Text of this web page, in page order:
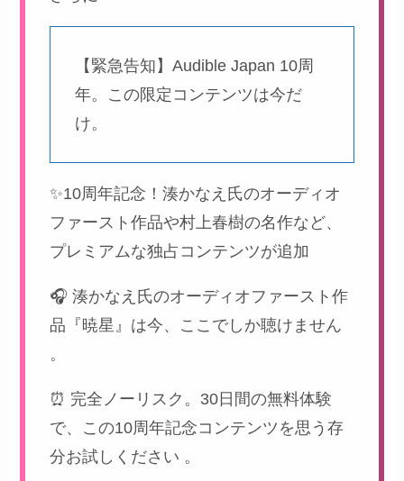
【緊急告知】Audible Japan 10周
年。この限定コンテンツは今だ
け。
✨10周年記念！湊かなえ氏のオーディオ
ファースト作品や村上春樹の名作など、
プレミアムな独占コンテンツが追加
🎧 湊かなえ氏のオーディオファースト作
品『暁星』は今、ここでしか聴けません
。
⏰ 完全ノーリスク。30日間の無料体験
で、この10周年記念コンテンツを思う存
分お試しください 。